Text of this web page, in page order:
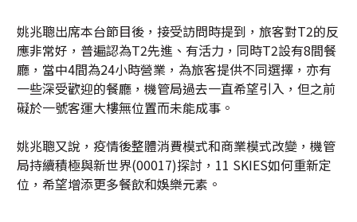
姚兆聰出席本台節目後，接受訪問時提到，旅客對T2的反
應非常好，普遍認為T2先進、有活力，同時T2設有8間餐
廳，當中4間為24小時營業，為旅客提供不同選擇，亦有
一些深受歡迎的餐廳，機管局過去一直希望引入，但之前
礙於一號客運大樓無位置而未能成事。
姚兆聰又說，疫情後整體消費模式和商業模式改變，機管
局持續積極與新世界(00017)探討，11 SKIES如何重新定
位，希望增添更多餐飲和娛樂元素。